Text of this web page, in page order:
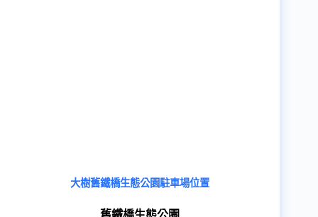
大樹舊鐵橋生態公園駐車場位置
舊鐵橋生態公園